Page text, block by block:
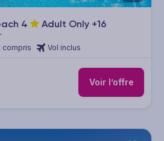
4 Adult Only +16
compris Vol inclus
Voir l’offre